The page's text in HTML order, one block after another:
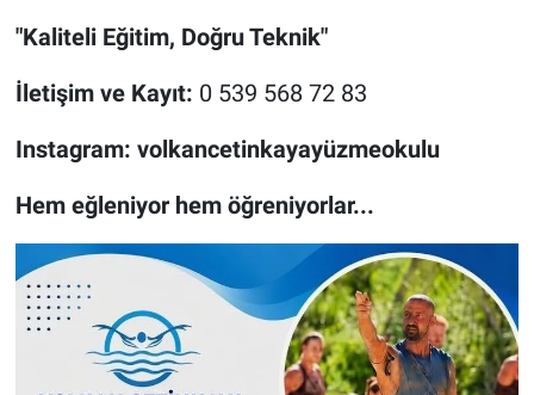
"Kaliteli Eğitim, Doğru Teknik"
İletişim ve Kayıt: 0 539 568 72 83
Instagram: volkancetinkayayüzmeokulu
Hem eğleniyor hem öğreniyorlar...